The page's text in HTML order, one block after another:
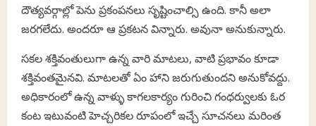
దౌత్యవర్గాల్లో పెను ప్రకంపనలు సృష్టించాల్సి ఉంది. కానీ అలా
జరగలేదు. అందరూ ఆ ప్రకటన విన్నారు. అవునా అనుకున్నారు.
సకల శక్తివంతులుగా ఉన్న వారి మాటలు, వాటి ప్రభావం కూడా
శక్తివంతమైనవి. మాటలతో ఏం హాని జరుగుతుందని అనుకోవద్దు.
అధికారంలో ఉన్న వాళ్ళు కాగలకార్యం గురించి గంధర్వులకు ఓర
కంట ఇటువంటి హెచ్చరికల రూపంలో ఇచ్చే సూచనలు మరింత